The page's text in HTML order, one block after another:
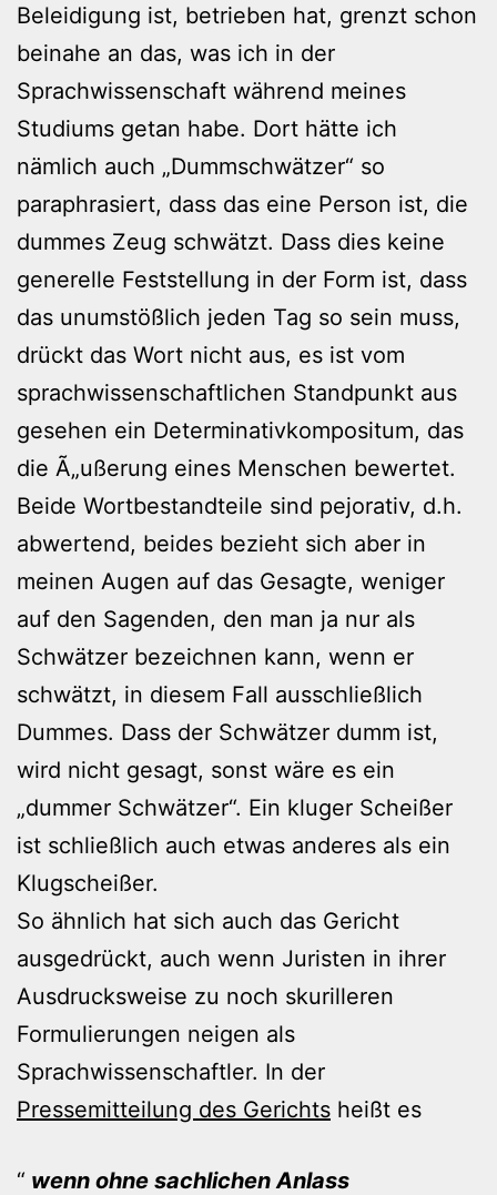
Beleidigung ist, betrieben hat, grenzt schon
beinahe an das, was ich in der
Sprachwissenschaft während meines
Studiums getan habe. Dort hätte ich
nämlich auch „Dummschwätzer“ so
paraphrasiert, dass das eine Person ist, die
dummes Zeug schwätzt. Dass dies keine
generelle Feststellung in der Form ist, dass
das unumstößlich jeden Tag so sein muss,
drückt das Wort nicht aus, es ist vom
sprachwissenschaftlichen Standpunkt aus
gesehen ein Determinativkompositum, das
die Ã„ußerung eines Menschen bewertet.
Beide Wortbestandteile sind pejorativ, d.h.
abwertend, beides bezieht sich aber in
meinen Augen auf das Gesagte, weniger
auf den Sagenden, den man ja nur als
Schwätzer bezeichnen kann, wenn er
schwätzt, in diesem Fall ausschließlich
Dummes. Dass der Schwätzer dumm ist,
wird nicht gesagt, sonst wäre es ein
„dummer Schwätzer“. Ein kluger Scheißer
ist schließlich auch etwas anderes als ein
Klugscheißer.
So ähnlich hat sich auch das Gericht
ausgedrückt, auch wenn Juristen in ihrer
Ausdrucksweise zu noch skurilleren
Formulierungen neigen als
Sprachwissenschaftler. In der
Pressemitteilung des Gerichts heißt es
wenn ohne sachlichen Anlass